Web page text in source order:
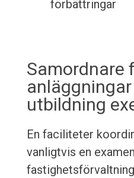
förbättringar
Samordnare
anläggningar
utbildning
En faciliteter
vanligtvis en